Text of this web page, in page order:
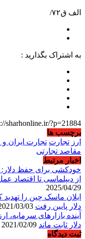
الف ق۷۲/
به اشتراک بگذارید :
sharhonline.ir/?p=21884
برچسب ها
ارز تجارت تجارت ایران
مقاصد تجارتی
اخبار مرتبط
خودکشی برای حفظ دلار:
از دیپلماسی تا اقتصاد
2025/04/29
ایلان ماسک چین را تهدید
دلار پایین رفت
آینده بازارهای
دلار ثابت ماند
ثبت دیدگاه